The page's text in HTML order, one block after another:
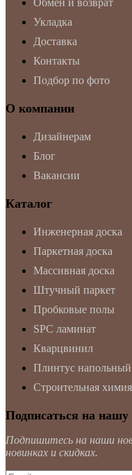
Укладка
Доставка
Контакты
Подбор по фото
О компании
Дизайнерам
Блог
Вакансии
Каталог
Инженерная доска
Паркетная доска
Массивная доска
Штучный паркет
Пробковые полы
SPC ламинат
Кварцвинил
Плинтус напольный
Строительная химия
Подписаться на нашу
Подпишитесь на наши
новинках и скидках.